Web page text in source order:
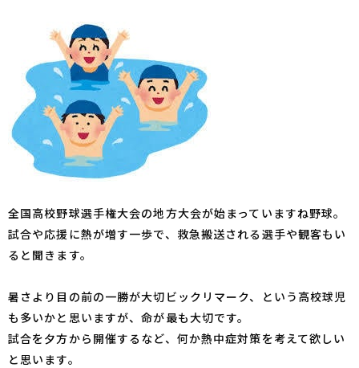
全国高校野球選手権大会の地方大会が始まっていますね野球。
試合や応援に熱が増す一歩で、救急搬送される選手や観客もい
ると聞きます。
暑さより目の前の一勝が大切ビックリマーク、という高校球児
も多いかと思いますが、命が最も大切です。
試合を夕方から開催するなど、何か熱中症対策を考えて欲しい
と思います。